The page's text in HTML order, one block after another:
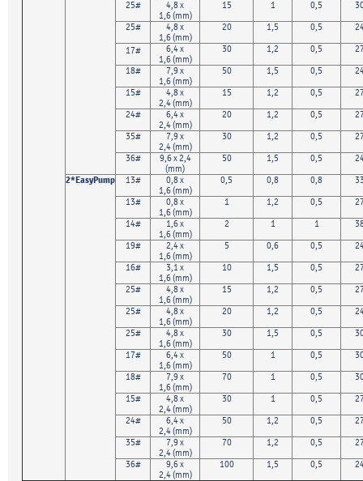
25#
4,8 x
1,6 (mm)
15 1 0,5
25#
4,8 x
1,6 (mm)
20 1,5 0,5
17#
6,4 x
1,6 (mm)
30 1,2 0,5
18#
7,9 x
1,6 (mm)
50 1,5 0,5
15#
4,8 x
2,4 (mm)
15 1,2 0,5
24#
6,4 x
2,4 (mm)
20 1,2 0,5
35#
7,9 x
2,4 (mm)
30 1,2 0,5
36#
9,6 x 2,4
(mm)
50 1,5 0,5
2*EasyPump 13#
0,8 x
1,6 (mm)
0,5 0,8 0,8
13#
0,8 x
1,6 (mm)
1 1,2 0,5
14#
1,6 x
1,6 (mm)
2 1 1
19#
2,4 x
1,6 (mm)
5 0,6 0,5
16#
3,1 x
1,6 (mm)
10 1,5 0,5
25#
4,8 x
1,6 (mm)
15 1,2 0,5
25#
4,8 x
1,6 (mm)
20 1,2 0,5
25#
4,8 x
1,6 (mm)
30 1,5 0,5
17#
6,4 x
1,6 (mm)
50 1 0,5
18#
7,9 x
1,6 (mm)
70 1 0,5
15#
4,8 x
2,4 (mm)
30 1 0,5
24#
6,4 x
2,4 (mm)
50 1,2 0,5
35#
7,9 x
2,4 (mm)
70 1,2 0,5
36#
9,6 x
2,4 (mm)
100 1,5 0,5